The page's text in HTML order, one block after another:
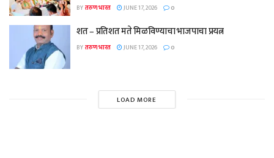
BYतरुण भारत JUNE 17, 2026 0
शत – प्रतिशत मते मिळविण्याचा भाजपाचा प्रयत्न
BYतरुण भारत JUNE 17, 2026 0
LOAD MORE